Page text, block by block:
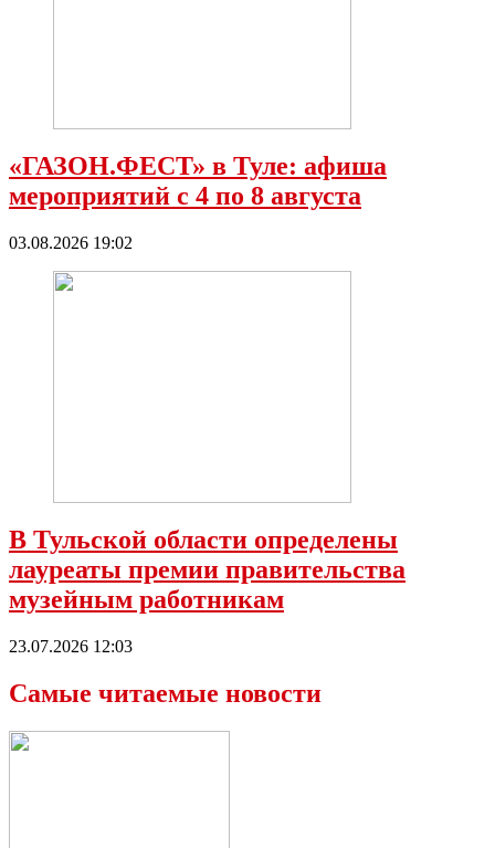
«ГАЗОН.ФЕСТ» в Туле: афиша
мероприятий с 4 по 8 августа
03.08.2026 19:02
В Тульской области определены
лауреаты премии правительства
музейным работникам
23.07.2026 12:03
Самые читаемые новости